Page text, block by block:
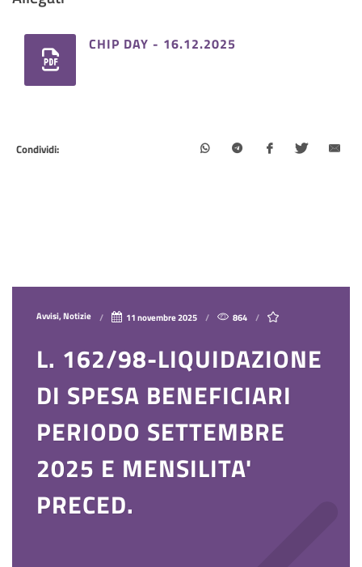
CHIP DAY - 16.12.2025
Condividi:
Avvisi, Notizie 11 novembre 2025 864
L. 162/98-LIQUIDAZIONE
DI SPESA BENEFICIARI
PERIODO SETTEMBRE
2025 E MENSILITA'
PRECED.